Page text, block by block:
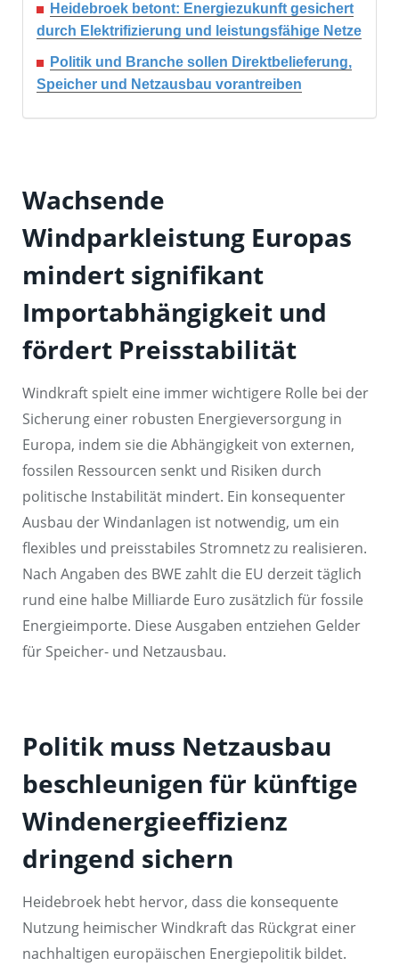
Heidebroek betont: Energiezukunft gesichert
durch Elektrifizierung und leistungsfähige Netze
Politik und Branche sollen Direktbelieferung,
Speicher und Netzausbau vorantreiben
Wachsende
Windparkleistung Europas
mindert signifikant
Importabhängigkeit und
fördert Preisstabilität
Windkraft spielt eine immer wichtigere Rolle bei der
Sicherung einer robusten Energieversorgung in
Europa, indem sie die Abhängigkeit von externen,
fossilen Ressourcen senkt und Risiken durch
politische Instabilität mindert. Ein konsequenter
Ausbau der Windanlagen ist notwendig, um ein
flexibles und preisstabiles Stromnetz zu realisieren.
Nach Angaben des BWE zahlt die EU derzeit täglich
rund eine halbe Milliarde Euro zusätzlich für fossile
Energieimporte. Diese Ausgaben entziehen Gelder
für Speicher- und Netzausbau.
Politik muss Netzausbau
beschleunigen für künftige
Windenergieeffizienz
dringend sichern
Heidebroek hebt hervor, dass die konsequente
Nutzung heimischer Windkraft das Rückgrat einer
nachhaltigen europäischen Energiepolitik bildet.